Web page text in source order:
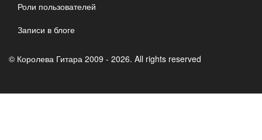
Роли пользователей
Записи в блоге
© Королева Гитара 2009 - 2026. All rights reserved